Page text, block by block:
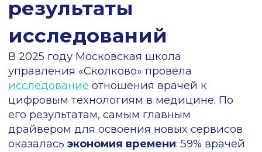
профессиональные цифровые
инструменты в клинической практике. То
есть, проблема не сводится к простому
отсутствию навыков.
Исследование подтвердило прямую
зависимость между эмоциональным
состоянием врача и его способностью
осваивать инновации. Было установлено,
что чем выше уровень эмоционального
цифровые компетенции: врачи с
развитым эмоциональным интеллектом
быстрее адаптируются к сложным